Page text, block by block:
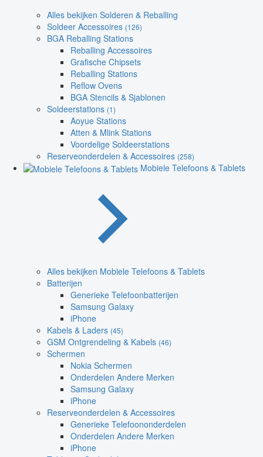
Alles bekijken Solderen & Reballing
Soldeer Accessoires (126)
BGA Reballing Stations
Reballing Accessoires
Grafische Chipsets
Reballing Stations
Reflow Ovens
BGA Stencils & Sjablonen
Soldeerstations (1)
Aoyue Stations
Atten & Mlink Stations
Voordelige Soldeerstations
Reserveonderdelen & Accessoires (258)
Mobiele Telefoons & Tablets
Alles bekijken Mobiele Telefoons & Tablets
Batterijen
Generieke Telefoonbatterijen
Samsung Galaxy
iPhone
Kabels & Laders (45)
GSM Ontgrendeling & Kabels (46)
Schermen
Nokia Schermen
Onderdelen Andere Merken
Samsung Galaxy
iPhone
Reserveonderdelen & Accessoires
Generieke Telefoononderdelen
Onderdelen Andere Merken
iPhone